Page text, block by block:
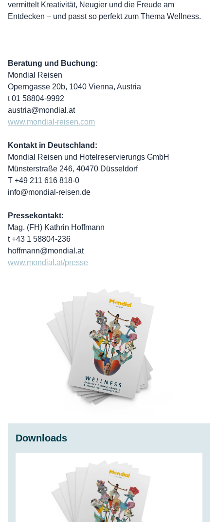
vermittelt Kreativität, Neugier und die Freude am
Entdecken – und passt so perfekt zum Thema Wellness.
Beratung und Buchung:
Mondial Reisen
Operngasse 20b, 1040 Vienna, Austria
t 01 58804-9992
austria@mondial.at
www.mondial-reisen.com
Kontakt in Deutschland:
Mondial Reisen und Hotelreservierungs GmbH
Münsterstraße 246, 40470 Düsseldorf
T +49 211 616 818-0
info@mondial-reisen.de
Pressekontakt:
Mag. (FH) Kathrin Hoffmann
t +43 1 58804-236
hoffmann@mondial.at
www.mondial.at/presse
Downloads